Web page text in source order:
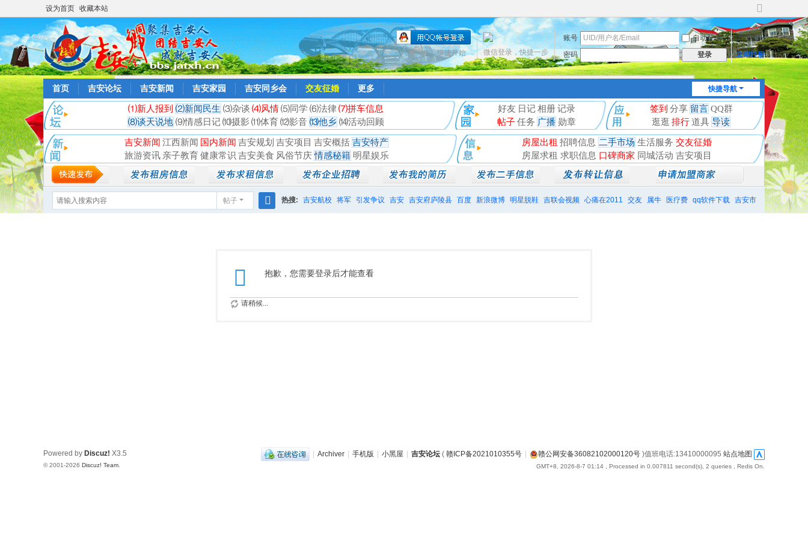
设为首页 收藏本站
切
换
到
宽
版
账号 自动登录
找回密码
密码
登录 立即注册
微信登录，快捷一步
只需一步，快速开始
快捷导航
首页 吉安论坛 吉安新闻 吉安家园 吉安同乡会 交友征婚 更多
⑴新人报到 ⑵新闻民生 ⑶杂谈 ⑷风情 ⑸同学 ⑹法律 ⑺拼车信息
⑻谈天说地 ⑼情感日记 ⑽摄影 ⑾体育 ⑿影音 ⒀他乡 ⒁活动回顾
好友 日记相册记录
帖子任务 广播 勋章
签到 分享 留言 QQ群
逛逛 排行道具 导读
吉安新闻 江西新闻 国内新闻 吉安规划 吉安项目 吉安概括 吉安特产
旅游资讯 亲子教育 健康常识 吉安美食 风俗节庆 情感秘籍 明星娱乐
房屋出租 招聘信息 二手市场 生活服务 交友征婚
房屋求租 求职信息 口碑商家 同城活动 吉安项目
帖子 热搜: 吉安航校 将军 引发争议 吉安 吉安府庐陵县 百度 新浪微博 明星脱鞋 吉联会视频 心痛在2011 交友 属牛 医疗费 qq软件下载 吉安市
抱歉，您需要登录后才能查看
请稍候...
| Archiver | 手机版 | 小黑屋 | 吉安论坛 ( 赣ICP备2021010355号 | 赣公网安备36082102000120号 )值班电话:13410000095 站点地图
GMT+8, 2026-8-7 01:14 , Processed in 0.007811 second(s), 2 queries , Redis On.
Powered by Discuz! X3.5
© 2001-2026 Discuz! Team